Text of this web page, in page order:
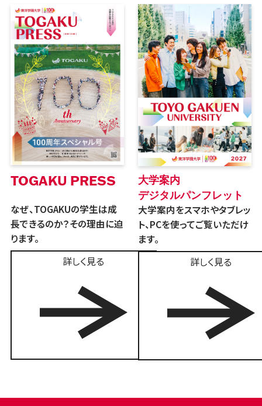
TOGAKU PRESS
なぜ、TOGAKUの学生は成
長できるのか？その理由に迫
ります。
詳しく見る
大学案内
デジタルパンフレット
大学案内をスマホやタブレッ
ト、PCを使ってご覧いただけ
ます。
詳しく見る